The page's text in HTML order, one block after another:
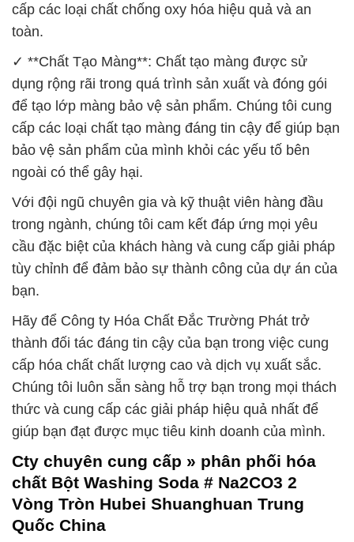
cấp các loại chất chống oxy hóa hiệu quả và an
toàn.
✓ **Chất Tạo Màng**: Chất tạo màng được sử
dụng rộng rãi trong quá trình sản xuất và đóng gói
để tạo lớp màng bảo vệ sản phẩm. Chúng tôi cung
cấp các loại chất tạo màng đáng tin cậy để giúp bạn
bảo vệ sản phẩm của mình khỏi các yếu tố bên
ngoài có thể gây hại.
Với đội ngũ chuyên gia và kỹ thuật viên hàng đầu
trong ngành, chúng tôi cam kết đáp ứng mọi yêu
cầu đặc biệt của khách hàng và cung cấp giải pháp
tùy chỉnh để đảm bảo sự thành công của dự án của
bạn.
Hãy để Công ty Hóa Chất Đắc Trường Phát trở
thành đối tác đáng tin cậy của bạn trong việc cung
cấp hóa chất chất lượng cao và dịch vụ xuất sắc.
Chúng tôi luôn sẵn sàng hỗ trợ bạn trong mọi thách
thức và cung cấp các giải pháp hiệu quả nhất để
giúp bạn đạt được mục tiêu kinh doanh của mình.
Cty chuyên cung cấp » phân phối hóa
chất Bột Washing Soda # Na2CO3 2
Vòng Tròn Hubei Shuanghuan Trung
Quốc China